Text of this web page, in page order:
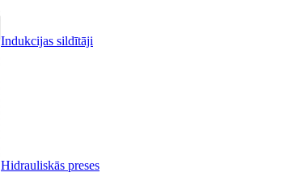
Indukcijas sildītāji
Hidrauliskās preses